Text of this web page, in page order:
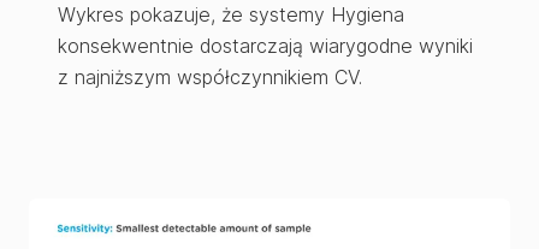
Wykres pokazuje, że systemy Hygiena
konsekwentnie dostarczają wiarygodne wyniki
z najniższym współczynnikiem CV.